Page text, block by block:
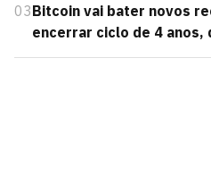
03Bitcoin vai bater novos
encerrar ciclo de 4 anos,